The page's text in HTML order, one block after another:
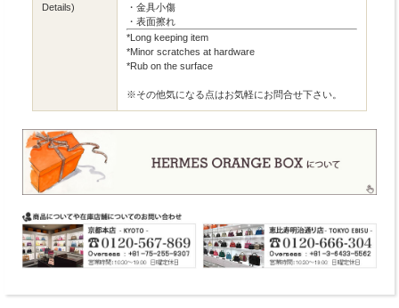
Details)
・金具小傷
・表面擦れ
*Long keeping item
*Minor scratches at hardware
*Rub on the surface
※その他気になる点はお気軽にお問合せ下さい。